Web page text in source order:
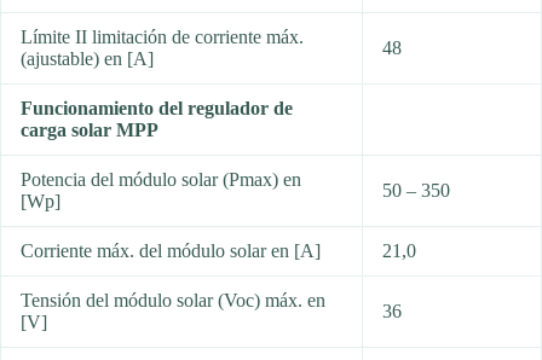
Límite II limitación de corriente máx.
(ajustable) en [A]
48
Funcionamiento del regulador de
carga solar MPP
Potencia del módulo solar (Pmax) en
[Wp]
50 – 350
Corriente máx. del módulo solar en [A] 21,0
Tensión del módulo solar (Voc) máx. en
[V]
36